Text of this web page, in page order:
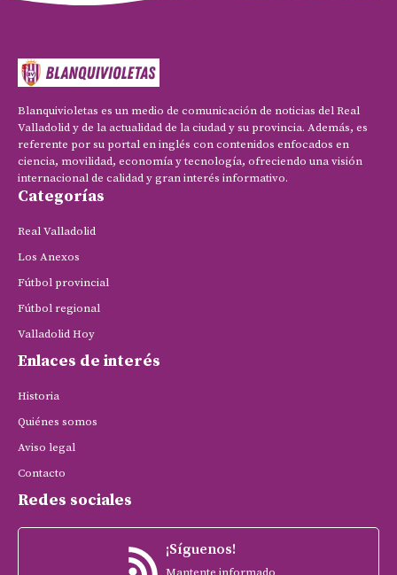
Blanquivioletas es un medio de comunicación de noticias del Real
Valladolid y de la actualidad de la ciudad y su provincia. Además, es
referente por su portal en inglés con contenidos enfocados en
ciencia, movilidad, economía y tecnología, ofreciendo una visión
internacional de calidad y gran interés informativo.
Categorías
Real Valladolid
Los Anexos
Fútbol provincial
Fútbol regional
Valladolid Hoy
Enlaces de interés
Historia
Quiénes somos
Aviso legal
Contacto
Redes sociales
¡Síguenos!